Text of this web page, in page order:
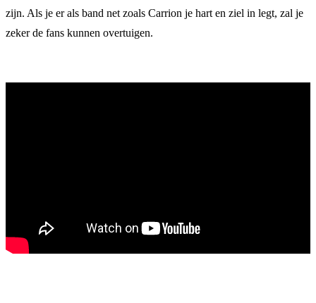
zijn. Als je er als band net zoals Carrion je hart en ziel in legt, zal je
zeker de fans kunnen overtuigen.